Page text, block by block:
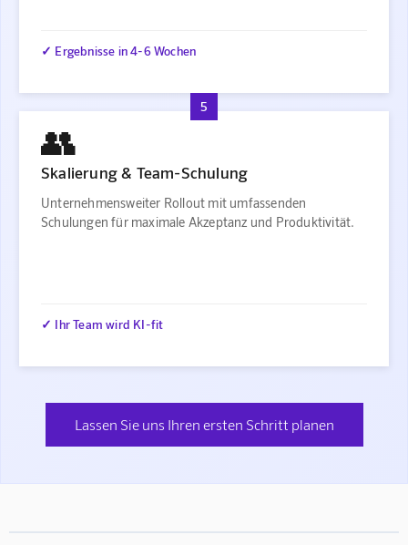
✓ Ergebnisse in 4-6 Wochen
5
👥
Skalierung & Team-Schulung
Unternehmensweiter Rollout mit umfassenden
Schulungen für maximale Akzeptanz und Produktivität.
✓ Ihr Team wird KI-fit
Lassen Sie uns Ihren ersten Schritt planen